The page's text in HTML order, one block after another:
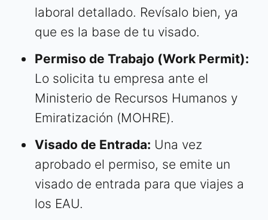
laboral detallado. Revísalo bien, ya
que es la base de tu visado.
Permiso de Trabajo (Work Permit):
Lo solicita tu empresa ante el
Ministerio de Recursos Humanos y
Emiratización (MOHRE).
Visado de Entrada: Una vez
aprobado el permiso, se emite un
visado de entrada para que viajes a
los EAU.